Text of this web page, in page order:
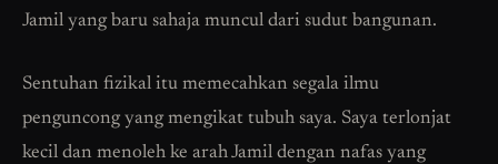
Jamil yang baru sahaja muncul dari sudut bangunan.
Sentuhan fizikal itu memecahkan segala ilmu
penguncong yang mengikat tubuh saya. Saya terlonjat
kecil dan menoleh ke arah Jamil dengan nafas yang